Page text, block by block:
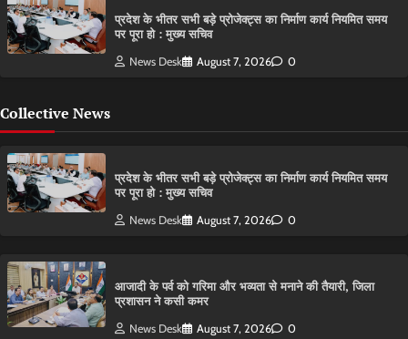
प्रदेश के भीतर सभी बड़े प्रोजेक्ट्स का निर्माण कार्य नियमित समय
पर पूरा हो : मुख्य सचिव
News Desk August 7, 2026 0
Collective News
प्रदेश के भीतर सभी बड़े प्रोजेक्ट्स का निर्माण कार्य नियमित समय
पर पूरा हो : मुख्य सचिव
News Desk August 7, 2026 0
आजादी के पर्व को गरिमा और भव्यता से मनाने की तैयारी, जिला
प्रशासन ने कसी कमर
News Desk August 7, 2026 0